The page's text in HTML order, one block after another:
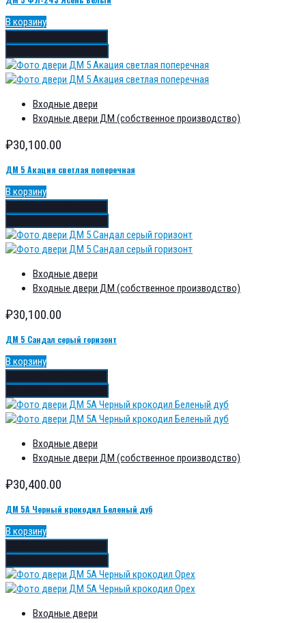
В корзину
Входные двери
Входные двери ДМ (собственное производство)
₽30,100.00
ДМ 5 Акация светлая поперечная
В корзину
Входные двери
Входные двери ДМ (собственное производство)
₽30,100.00
ДМ 5 Сандал серый горизонт
В корзину
Входные двери
Входные двери ДМ (собственное производство)
₽30,400.00
ДМ 5А Черный крокодил Беленый дуб
В корзину
Входные двери